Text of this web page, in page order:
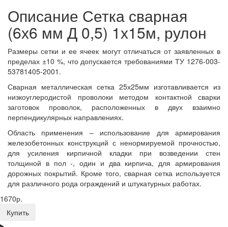
Описание Сетка сварная
(6х6 мм Д 0,5) 1х15м, рулон
Размеры сетки и ее ячеек могут отличаться от заявленных в
пределах ±10 %, что допускается требованиями ТУ 1276-003-
53781405-2001.
Сварная металлическая сетка 25х25мм изготавливается из
низкоуглеродистой проволоки методом контактной сварки
заготовок проволок, расположенных в двух взаимно
перпендикулярных направлениях.
Область применения – использование для армирования
железобетонных конструкций с ненормируемой прочностью,
для усиления кирпичной кладки при возведении стен
толщиной в пол -, один и два кирпича, для армирования
дорожных покрытий. Кроме того, сварная сетка используется
для различного рода ограждений и штукатурных работах.
1670р.
Купить